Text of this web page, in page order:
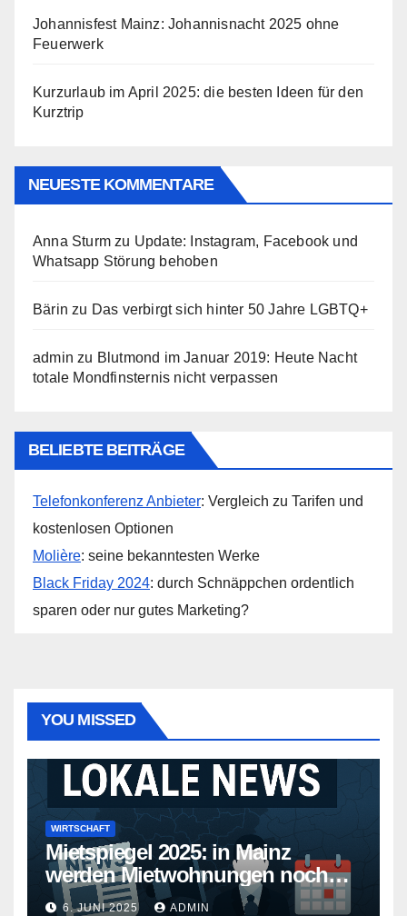
Johannisfest Mainz: Johannisnacht 2025 ohne
Feuerwerk
Kurzurlaub im April 2025: die besten Ideen für den
Kurztrip
NEUESTE KOMMENTARE
Anna Sturm zu Update: Instagram, Facebook und
Whatsapp Störung behoben
Bärin zu Das verbirgt sich hinter 50 Jahre LGBTQ+
admin zu Blutmond im Januar 2019: Heute Nacht
totale Mondfinsternis nicht verpassen
BELIEBTE BEITRÄGE
Telefonkonferenz Anbieter: Vergleich zu Tarifen und
kostenlosen Optionen
Molière: seine bekanntesten Werke
Black Friday 2024: durch Schnäppchen ordentlich
sparen oder nur gutes Marketing?
YOU MISSED
WIRTSCHAFT
Mietspiegel 2025: in Mainz
werden Mietwohnungen noch
teurer
6. JUNI 2025 ADMIN